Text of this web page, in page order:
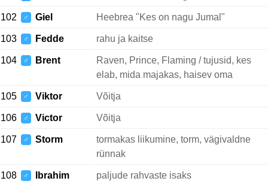
102 ♂ Giel Heebrea "Kes on nagu Jumal"
103 ♂ Fedde rahu ja kaitse
104 ♂ Brent
Raven, Prince, Flaming / tujusid, kes
elab, mida majakas, haisev oma
105 ♂ Viktor Võitja
106 ♂ Victor Võitja
107 ♂ Storm
tormakas liikumine, torm, vägivaldne
rünnak
108 ♂ Ibrahim paljude rahvaste isaks